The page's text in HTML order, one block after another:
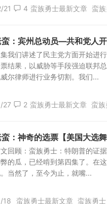
21 4 蛮族勇士最新文章 蛮族
：宾州总动员—共和党人开
集我们讲述了民主党方面开始进
结果，以威胁等手段强迫联邦
尔律师进行业务切割。我们...
27 2 蛮族勇士最新文章 蛮族
：神奇的选票【美国大选舞
回顾：蛮族勇士：特朗普的证
的瓜，已经啃到第四集了。在
当然了，至今为止，就嘴...
18 蛮族勇士最新文章 蛮族勇士